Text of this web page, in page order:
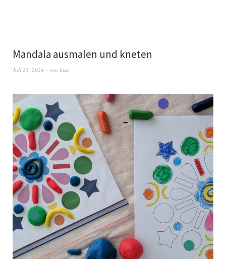
Mandala ausmalen und kneten
Juli 25, 2024 von Lisa